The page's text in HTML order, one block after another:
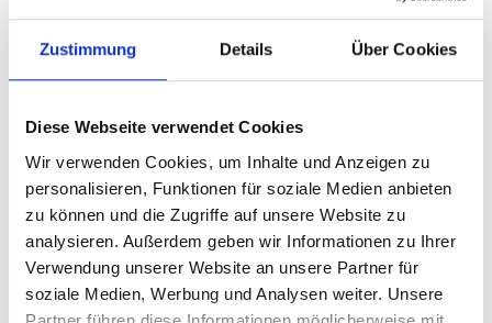
Zustimmung Details Über Cookies
Diese Webseite verwendet Cookies
Wir verwenden Cookies, um Inhalte und Anzeigen zu
personalisieren, Funktionen für soziale Medien anbieten
zu können und die Zugriffe auf unsere Website zu
analysieren. Außerdem geben wir Informationen zu Ihrer
Verwendung unserer Website an unsere Partner für
soziale Medien, Werbung und Analysen weiter. Unsere
custom-built, mobile workshop. Cracked your
screen? Perhaps your charger port isn’t
Samsung Galaxy S6 Edge.